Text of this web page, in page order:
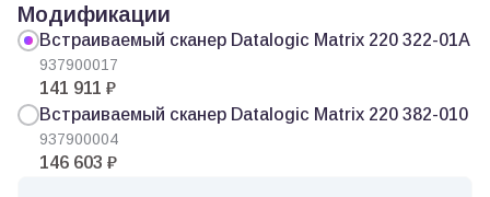
Модификации
Встраиваемый сканер Datalogic Matrix 220 322-01A
937900017
141 911 ₽
Встраиваемый сканер Datalogic Matrix 220 382-010
937900004
146 603 ₽